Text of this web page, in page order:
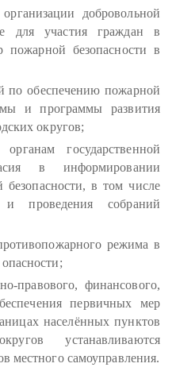
добровольной
для участия граждан в
пожарной безопасности в
по обеспечению пожарной
и программы развития
округов;
государственной
в информировании
в том числе
и проведения собраний
режима в
правового, финансового,
первичных мер
населённых пунктов
устанавливаются
местного самоуправления.